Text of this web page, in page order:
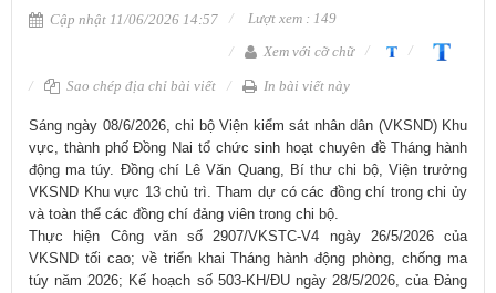
Cập nhật 11/06/2026 14:57
Lượt xem : 149
Xem với cỡ chữ
Sao chép địa chỉ bài viết In bài viết này
Sáng ngày 08/6/2026, chi bộ Viện kiểm sát nhân dân (VKSND) Khu
vực, thành phố Đồng Nai tổ chức sinh hoạt chuyên đề Tháng hành
động ma túy. Đồng chí Lê Văn Quang, Bí thư chi bộ, Viện trưởng
VKSND Khu vực 13 chủ trì. Tham dự có các đồng chí trong chi ủy
và toàn thể các đồng chí đảng viên trong chi bộ.
Thực hiện Công văn số 2907/VKSTC-V4 ngày 26/5/2026 của
VKSND tối cao; về triển khai Tháng hành động phòng, chống ma
túy năm 2026; Kế hoạch số 503-KH/ĐU ngày 28/5/2026, của Đảng